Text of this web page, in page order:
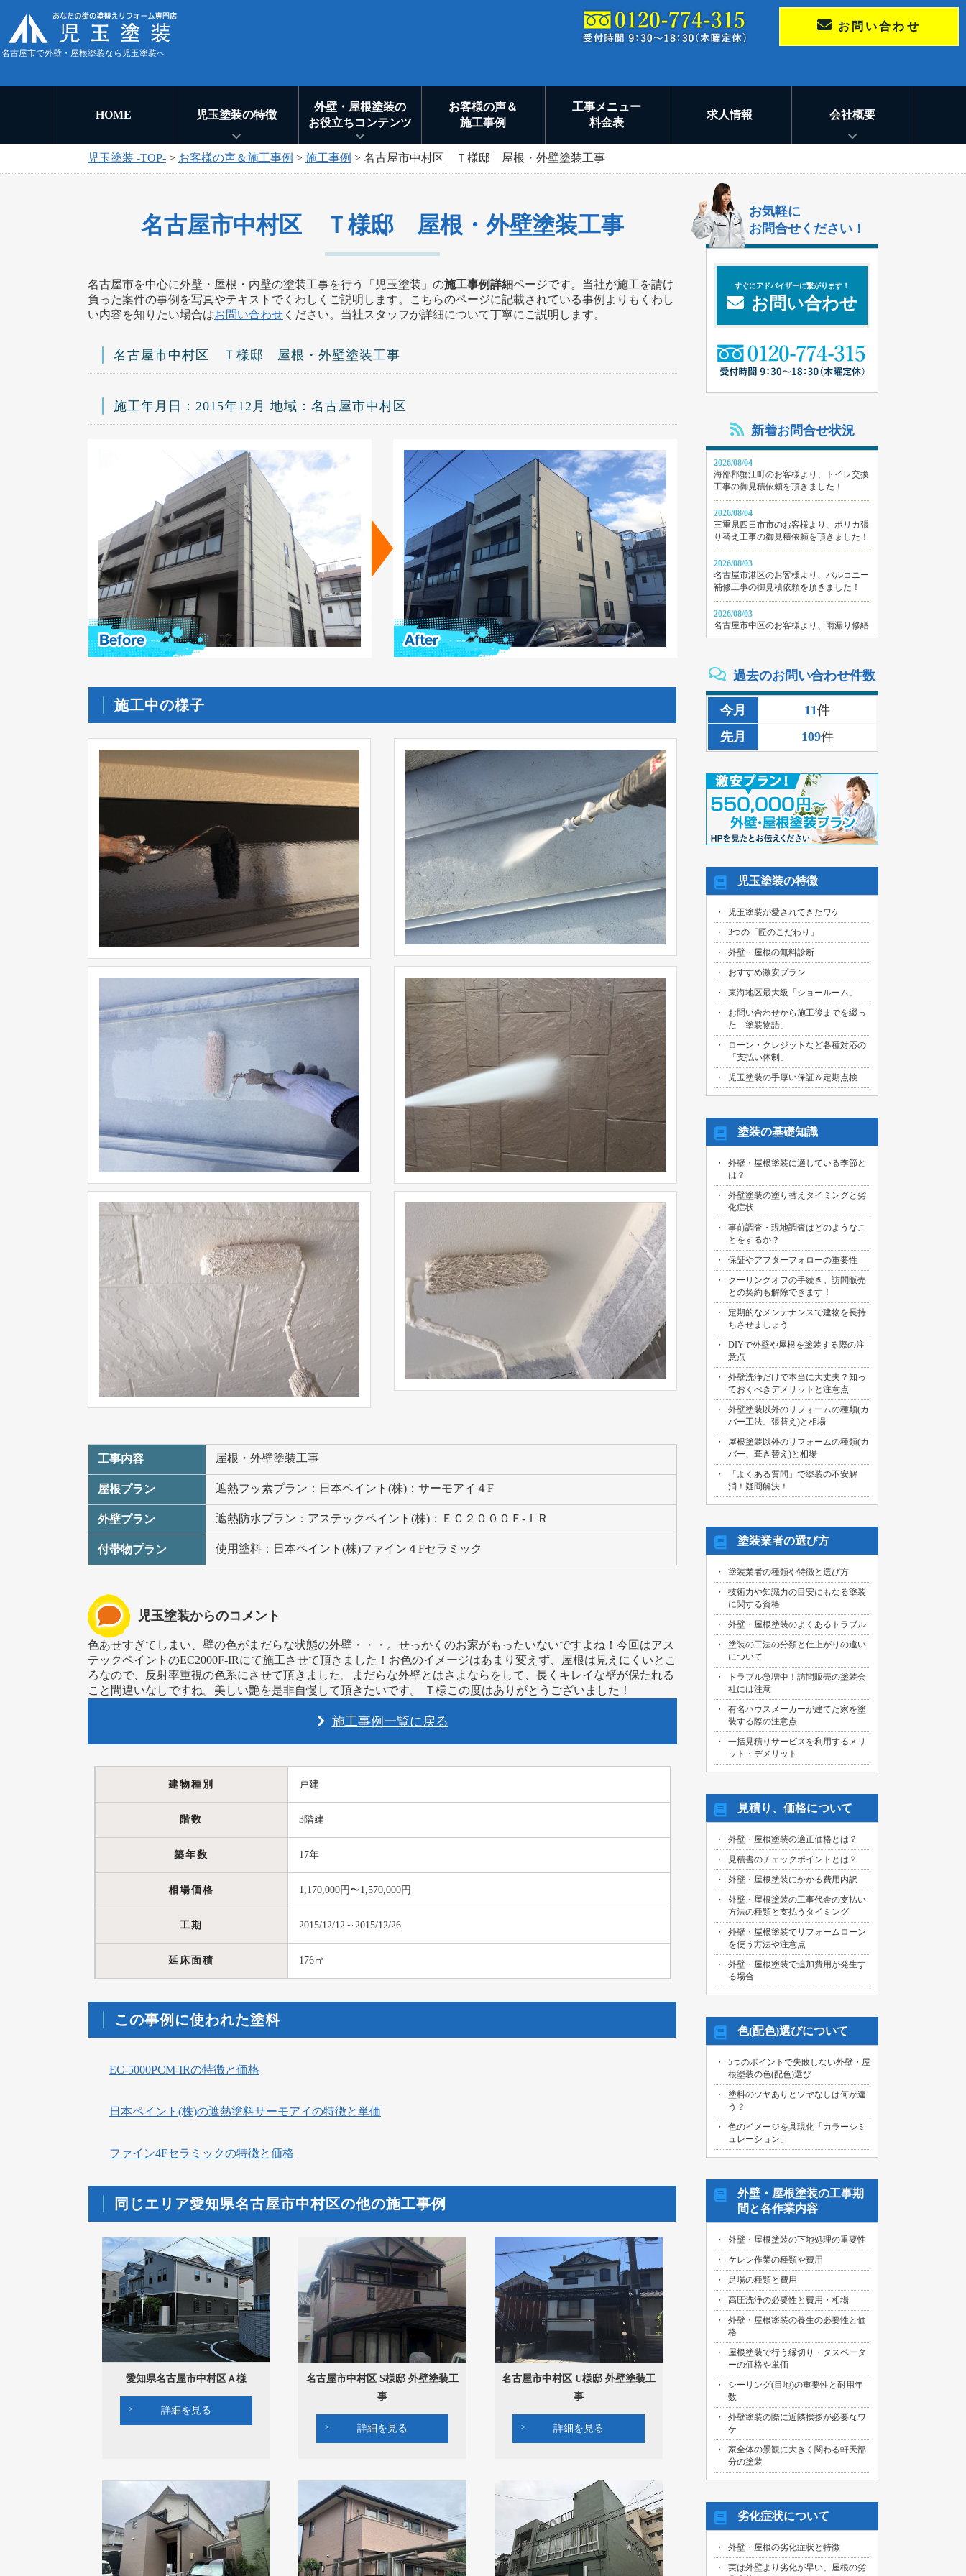
名古屋市で外壁・屋根塗装なら児玉塗装へ
お問い合わせ
HOME 児玉塗装の特徴
外壁・屋根塗装の
お役立ちコンテンツ
お客様の声＆
施工事例
工事メニュー
料金表
求人情報 会社概要
児玉塗装 -TOP- > お客様の声＆施工事例 > 施工事例 > 名古屋市中村区 Ｔ様邸 屋根・外壁塗装工事
名古屋市中村区 Ｔ様邸 屋根・外壁塗装工事
名古屋市を中心に外壁・屋根・内壁の塗装工事を行う「児玉塗装」の施工事例詳細ページです。当社が施工を請け
負った案件の事例を写真やテキストでくわしくご説明します。こちらのページに記載されている事例よりもくわし
い内容を知りたい場合はお問い合わせ ください。当社スタッフが詳細について丁寧にご説明します。
名古屋市中村区 Ｔ様邸 屋根・外壁塗装工事
施工年月日：2015年12月 地域：名古屋市中村区
施工中の様子
工事内容 屋根・外壁塗装工事
屋根プラン 遮熱フッ素プラン：日本ペイント(株)：サーモアイ４F
外壁プラン 遮熱防水プラン：アステックペイント(株)：ＥＣ２０００Ｆ-ＩＲ
付帯物プラン 使用塗料：日本ペイント(株)ファイン４Fセラミック
児玉塗装からのコメント
色あせすぎてしまい、壁の色がまだらな状態の外壁・・・。せっかくのお家がもったいないですよね！今回はアス
テックペイントのEC2000F-IRにて施工させて頂きました！お色のイメージはあまり変えず、屋根は見えにくいとこ
ろなので、反射率重視の色系にさせて頂きました。まだらな外壁とはさよならをして、長くキレイな壁が保たれる
こと間違いなしですね。美しい艶を是非自慢して頂きたいです。 Ｔ様この度はありがとうございました！
施工事例一覧に戻る
建物種別 戸建
階数 3階建
築年数 17年
相場価格 1,170,000円〜1,570,000円
工期 2015/12/12～2015/12/26
延床面積 176㎡
この事例に使われた塗料
EC-5000PCM-IRの特徴と価格
日本ペイント(株)の遮熱塗料サーモアイの特徴と単価
ファイン4Fセラミックの特徴と価格
同じエリア愛知県名古屋市中村区の他の施工事例
愛知県名古屋市中村区Ａ様
詳細を見る
名古屋市中村区 S様邸 外壁塗装工
事
詳細を見る
名古屋市中村区 U様邸 外壁塗装工
事
詳細を見る
お気軽に
お問合せください！
すぐにアドバイザーに繋がります！
お問い合わせ
新着お問合せ状況
2026/08/04
海部郡蟹江町のお客様より、トイレ交換
工事の御見積依頼を頂きました！
2026/08/04
三重県四日市市のお客様より、ポリカ張
り替え工事の御見積依頼を頂きました！
2026/08/03
名古屋市港区のお客様より、バルコニー
補修工事の御見積依頼を頂きました！
2026/08/03
名古屋市中区のお客様より、雨漏り修繕
工事の御見積依頼を頂きました！
三重県いなべ市のお客様より、外壁その
頂きました！
2026/08/02
名古屋市名東区のお客様より、雨漏り補
修工事の御見積依頼を頂きました！
2026/08/01
名古屋市千種区のお客様より、外壁その
他塗装工事の御見積依頼を頂きました！
2026/08/01
名古屋市中川区のお客様より、雨漏れ修
2026/08/01
名古屋市名東区のお客様より、換気ファ
2026/08/01
名古屋市東区のお客様より、外壁その他
塗装工事の御見積依頼を頂きました！
2026/08/01
名古屋市天白区のお客様より、屋根外壁
その他塗装、ベランダ防水工事の御見積
依頼を頂きました！
2026/07/31
名古屋市東区のお客様より、原状回復工
事の御見積依頼を頂きました！
2026/07/31
2026/07/31
塗装工事の御見積依頼を頂きました！
2026/07/31
名古屋市守山区のお客様より、屋根塗装
工事の御見積依頼を頂きました！
2026/07/29
愛知県知多市のお客様より、外壁塗装・
ベランダ防水工事の御見積依頼を頂きま
した！
2026/07/29
名古屋市中川区のお客様より、外壁その
他塗装工事の御見積依頼を頂きました！
2026/07/31
海部郡大治町のお客様より、屋根・外壁
その他塗装工事の御見積依頼を頂きまし
た！
2026/07/30
名古屋市名東区のお客様より、屋上バル
コニー防水工事の御見積依頼を頂きまし
た！
2026/07/29
名古屋市千種区のお客様より、エントラ
ンス雨漏り修繕工事の御見積依頼を頂き
過去のお問い合わせ件数
今月 11件
先月
109件
児玉塗装の特徴
児玉塗装が愛されてきたワケ
3つの「匠のこだわり」
外壁・屋根の無料診断
おすすめ激安プラン
東海地区最大級「ショールーム」
お問い合わせから施工後までを綴っ
た「塗装物語」
ローン・クレジットなど各種対応の
「支払い体制」
児玉塗装の手厚い保証＆定期点検
塗装の基礎知識
外壁・屋根塗装に適している季節と
は？
外壁塗装の塗り替えタイミングと劣
化症状
事前調査・現地調査はどのようなこ
とをするか？
保証やアフターフォローの重要性
クーリングオフの手続き。訪問販売
との契約も解除できます！
定期的なメンテナンスで建物を長持
ちさせましょう
DIYで外壁や屋根を塗装する際の注
意点
外壁洗浄だけで本当に大丈夫？知っ
ておくべきデメリットと注意点
外壁塗装以外のリフォームの種類(カ
バー工法、張替え)と相場
屋根塗装以外のリフォームの種類(カ
バー、葺き替え)と相場
「よくある質問」で塗装の不安解
消！疑問解決！
塗装業者の選び方
塗装業者の種類や特徴と選び方
技術力や知識力の目安にもなる塗装
に関する資格
外壁・屋根塗装のよくあるトラブル
塗装の工法の分類と仕上がりの違い
について
トラブル急増中！訪問販売の塗装会
社には注意
有名ハウスメーカーが建てた家を塗
装する際の注意点
一括見積りサービスを利用するメリ
ット・デメリット
見積り、価格について
外壁・屋根塗装の適正価格とは？
見積書のチェックポイントとは？
外壁・屋根塗装にかかる費用内訳
外壁・屋根塗装の工事代金の支払い
方法の種類と支払うタイミング
外壁・屋根塗装でリフォームローン
を使う方法や注意点
外壁・屋根塗装で追加費用が発生す
る場合
色(配色)選びについて
5つのポイントで失敗しない外壁・屋
根塗装の色(配色)選び
塗料のツヤありとツヤなしは何が違
う？
色のイメージを具現化「カラーシミ
ュレーション」
外壁・屋根塗装の工事期
間と各作業内容
外壁・屋根塗装の下地処理の重要性
ケレン作業の種類や費用
足場の種類と費用
高圧洗浄の必要性と費用・相場
外壁・屋根塗装の養生の必要性と価
格
屋根塗装で行う縁切り・タスペータ
ーの価格や単価
シーリング(目地)の重要性と耐用年
数
外壁塗装の際に近隣挨拶が必要なワ
ケ
家全体の景観に大きく関わる軒天部
分の塗装
劣化症状について
外壁・屋根の劣化症状と特徴
実は外壁より劣化が早い、屋根の劣